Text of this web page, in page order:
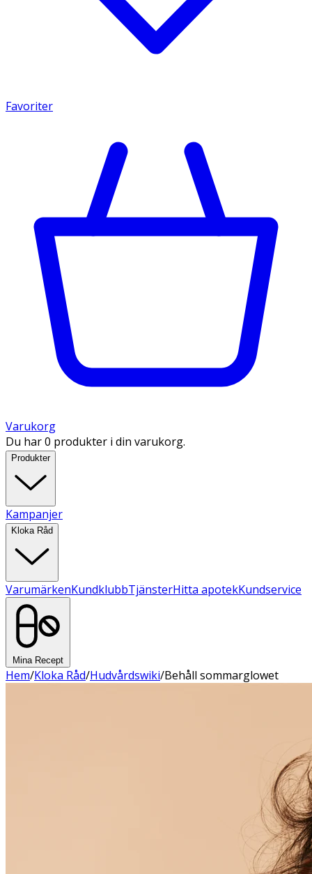
Favoriter
Varukorg
Du har 0 produkter i din varukorg.
Produkter
Kampanjer
Kloka Råd
VarumärkenKundklubbTjänsterHitta apotekKundservice
Mina Recept
Hem/Kloka Råd/Hudvårdswiki/Behåll sommarglowet